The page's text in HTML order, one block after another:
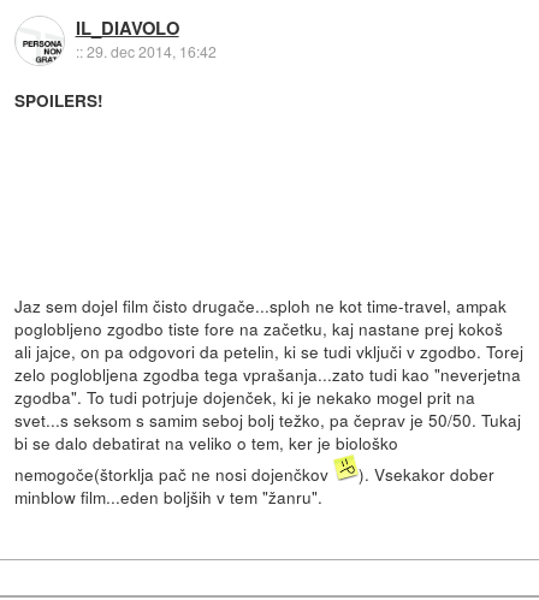
IL_DIAVOLO
::29. dec 2014, 16:42
SPOILERS!
Jaz sem dojel film čisto drugače...sploh ne kot time-travel, ampak
poglobljeno zgodbo tiste fore na začetku, kaj nastane prej kokoš
ali jajce, on pa odgovori da petelin, ki se tudi vključi v zgodbo. Torej
zelo poglobljena zgodba tega vprašanja...zato tudi kao "neverjetna
zgodba". To tudi potrjuje dojenček, ki je nekako mogel prit na
svet...s seksom s samim seboj bolj težko, pa čeprav je 50/50. Tukaj
bi se dalo debatirat na veliko o tem, ker je biološko
nemogoče(štorklja pač ne nosi dojenčkov
). Vsekakor dober
minblow film...eden boljših v tem "žanru".